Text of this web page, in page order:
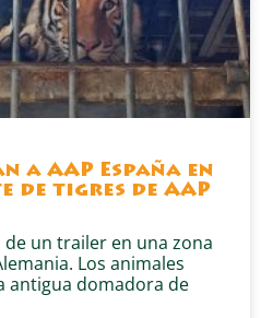
a AAP España en
de tigres de AAP
de un trailer en una zona
Los animales
antigua domadora de